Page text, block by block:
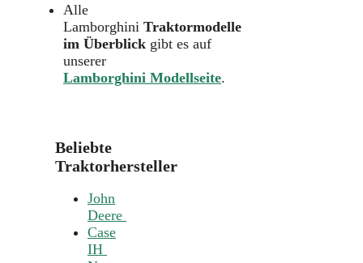
Alle
Lamborghini Traktormodelle
im Überblick gibt es auf
unserer
Lamborghini Modellseite.
Beliebte
Traktorhersteller
John
Deere
Case
IH